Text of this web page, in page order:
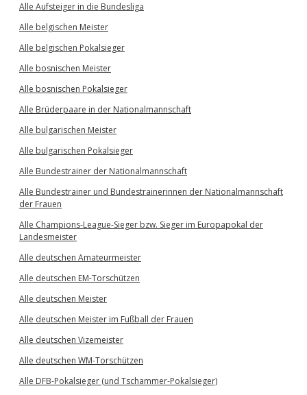
Alle Aufsteiger in die Bundesliga
Alle belgischen Meister
Alle belgischen Pokalsieger
Alle bosnischen Meister
Alle bosnischen Pokalsieger
Alle Brüderpaare in der Nationalmannschaft
Alle bulgarischen Meister
Alle bulgarischen Pokalsieger
Alle Bundestrainer der Nationalmannschaft
Alle Bundestrainer und Bundestrainerinnen der Nationalmannschaft
der Frauen
Alle Champions-League-Sieger bzw. Sieger im Europapokal der
Landesmeister
Alle deutschen Amateurmeister
Alle deutschen EM-Torschützen
Alle deutschen Meister
Alle deutschen Meister im Fußball der Frauen
Alle deutschen Vizemeister
Alle deutschen WM-Torschützen
Alle DFB-Pokalsieger (und Tschammer-Pokalsieger)